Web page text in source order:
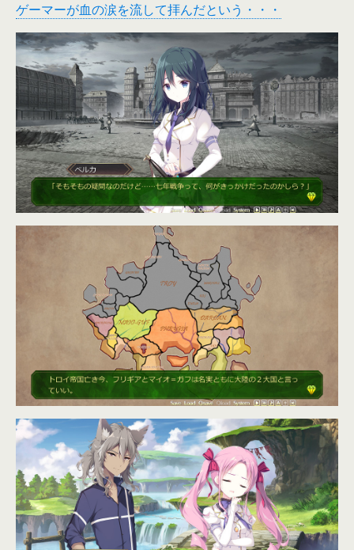
ゲーマーが血の涙を流して拝んだという・・・